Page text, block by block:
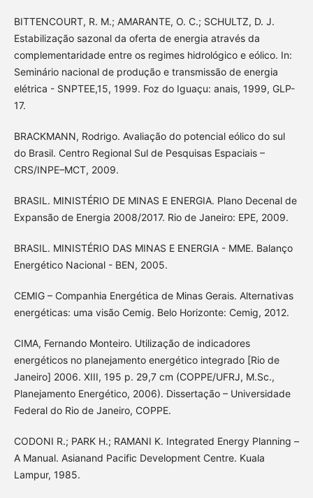
BITTENCOURT, R. M.; AMARANTE, O. C.; SCHULTZ, D. J.
Estabilização sazonal da oferta de energia através da
complementaridade entre os regimes hidrológico e eólico. In:
Seminário nacional de produção e transmissão de energia
elétrica - SNPTEE,15, 1999. Foz do Iguaçu: anais, 1999, GLP-
17.
BRACKMANN, Rodrigo. Avaliação do potencial eólico do sul
do Brasil. Centro Regional Sul de Pesquisas Espaciais –
CRS/INPE–MCT, 2009.
BRASIL. MINISTÉRIO DE MINAS E ENERGIA. Plano Decenal de
Expansão de Energia 2008/2017. Rio de Janeiro: EPE, 2009.
BRASIL. MINISTÉRIO DAS MINAS E ENERGIA - MME. Balanço
Energético Nacional - BEN, 2005.
CEMIG – Companhia Energética de Minas Gerais. Alternativas
energéticas: uma visão Cemig. Belo Horizonte: Cemig, 2012.
CIMA, Fernando Monteiro. Utilização de indicadores
energéticos no planejamento energético integrado [Rio de
Janeiro] 2006. XIII, 195 p. 29,7 cm (COPPE/UFRJ, M.Sc.,
Planejamento Energético, 2006). Dissertação – Universidade
Federal do Rio de Janeiro, COPPE.
CODONI R.; PARK H.; RAMANI K. Integrated Energy Planning –
A Manual. Asianand Pacific Development Centre. Kuala
Lampur, 1985.